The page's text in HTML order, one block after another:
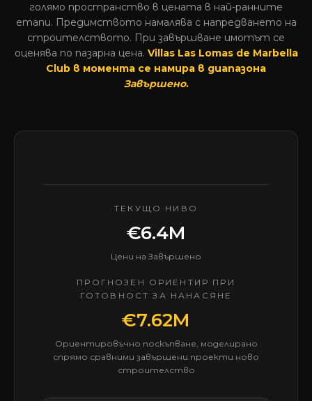
голямо пространство в цената в най-ранните
етапи. Предимството намалява с напредването на
строителството. При завършване имотът се
оценява по пазарна цена. Villas Las Lomas de Marbella
Club в момента се намира в диапазона
Завършено.
ТЕКУЩО НИВО
€6.4M
Цени на Завършено
ПРОГНОЗЕН ОРИЕНТИР ПРИ
ГОТОВНОСТ ЗА НАНАСЯНЕ
€7.62M
Ориентировъчно поскъпване, моделирано
спрямо сравними завършени проекти ново
строителство